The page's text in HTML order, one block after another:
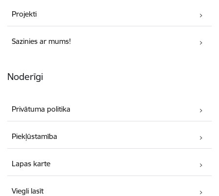
Projekti
Sazinies ar mums!
Noderīgi
Privātuma politika
Piekļūstamība
Lapas karte
Viegli lasīt